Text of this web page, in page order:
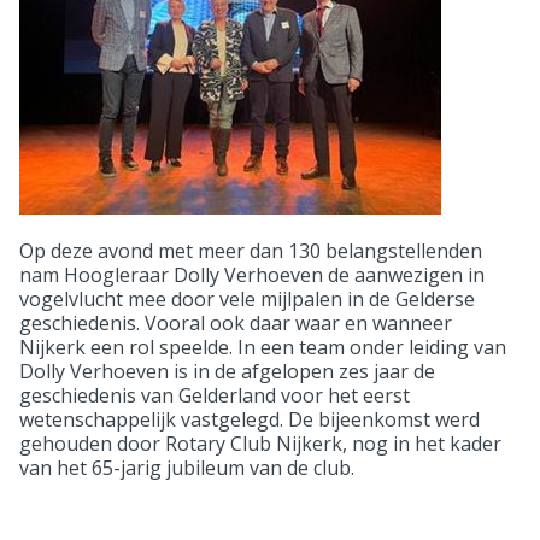
Op deze avond met meer dan 130 belangstellenden
nam Hoogleraar Dolly Verhoeven de aanwezigen in
vogelvlucht mee door vele mijlpalen in de Gelderse
geschiedenis. Vooral ook daar waar en wanneer
Nijkerk een rol speelde. In een team onder leiding van
Dolly Verhoeven is in de afgelopen zes jaar de
geschiedenis van Gelderland voor het eerst
wetenschappelijk vastgelegd. De bijeenkomst werd
gehouden door Rotary Club Nijkerk, nog in het kader
van het 65-jarig jubileum van de club.